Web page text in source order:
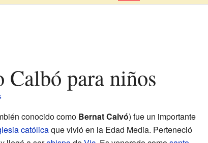
Calbó para niños
conocido como Bernat Calvó) fue un importante
católicaque vivió en la Edad Media. Perteneció